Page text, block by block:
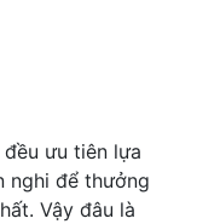
ưu tiên lựa
nghi để thưởng
Vậy đâu là